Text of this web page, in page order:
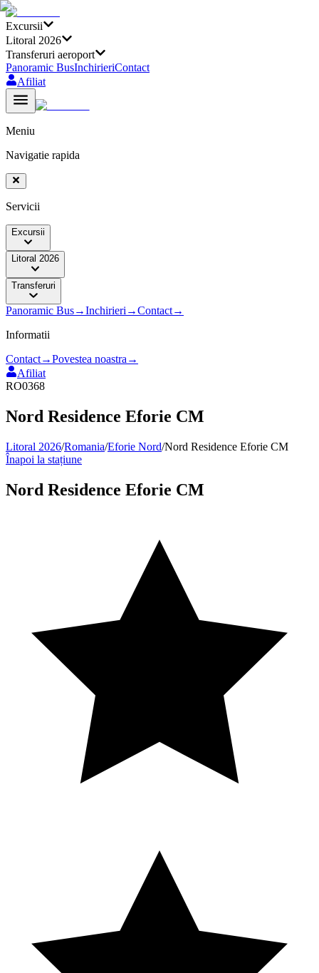
Excursii
Litoral 2026
Transferuri aeroport
Panoramic BusInchirieriContact
Afiliat
Meniu
Navigatie rapida
Servicii
Excursii
Litoral 2026
Transferuri
Panoramic Bus→Inchirieri →Contact→
Informatii
Contact→Povestea noastra →
Afiliat
RO0368
Nord Residence Eforie CM
Litoral 2026/Romania/Eforie Nord/Nord Residence Eforie CM
Înapoi la stațiune
Nord Residence Eforie CM